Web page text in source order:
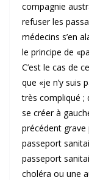
compagnie
refuser les
médecins s’en
le principe de
C’est le cas de
que «je n’y suis
très compliqué ;
se créer à
précédent grave
passeport
passeport
choléra ou une